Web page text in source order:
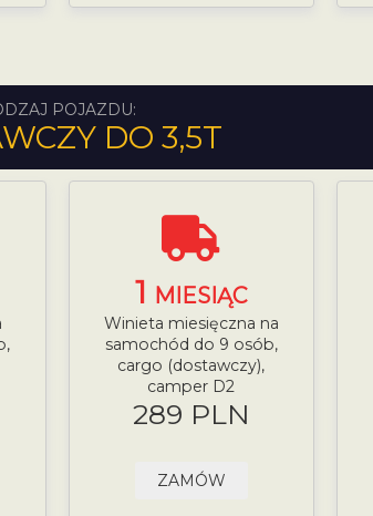
POJAZDU:
DO 3,5T
1 MIESIĄC
Winieta miesięczna na
samochód do 9 osób,
cargo (dostawczy),
camper D2
289 PLN
ZAMÓW